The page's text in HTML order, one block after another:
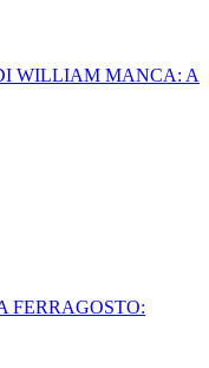
WILLIAM MANCA: A
FERRAGOSTO: